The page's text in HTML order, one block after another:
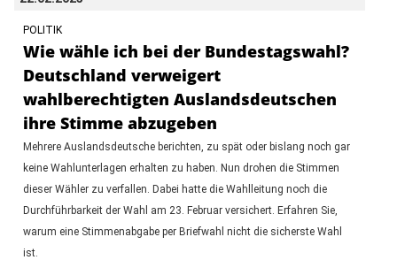
POLITIK
Wie wähle ich bei der Bundestagswahl?
Deutschland verweigert
wahlberechtigten Auslandsdeutschen
ihre Stimme abzugeben
Mehrere Auslandsdeutsche berichten, zu spät oder bislang noch gar
keine Wahlunterlagen erhalten zu haben. Nun drohen die Stimmen
dieser Wähler zu verfallen. Dabei hatte die Wahlleitung noch die
Durchführbarkeit der Wahl am 23. Februar versichert. Erfahren Sie,
warum eine Stimmenabgabe per Briefwahl nicht die sicherste Wahl
ist.